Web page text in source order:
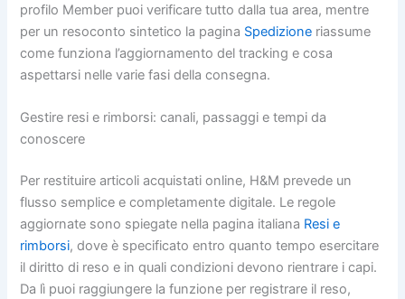
profilo Member puoi verificare tutto dalla tua area, mentre
per un resoconto sintetico la pagina Spedizione riassume
come funziona l’aggiornamento del tracking e cosa
aspettarsi nelle varie fasi della consegna.
Gestire resi e rimborsi: canali, passaggi e tempi da
conoscere
Per restituire articoli acquistati online, H&M prevede un
flusso semplice e completamente digitale. Le regole
aggiornate sono spiegate nella pagina italiana Resi e
rimborsi, dove è specificato entro quanto tempo esercitare
il diritto di reso e in quali condizioni devono rientrare i capi.
Da lì puoi raggiungere la funzione per registrare il reso,